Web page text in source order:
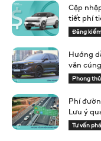
Cập
tiết phí
Đăng kiểm
Hướng
văn
Phong
Phí
Lưu ý
Tư vấn